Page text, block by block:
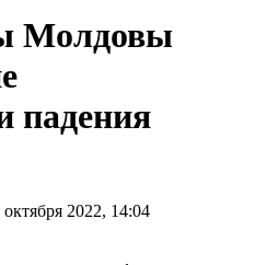
Молдовы
падения
2022, 14:04